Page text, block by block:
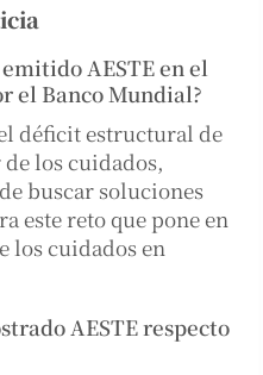
AESTE en el
el Banco Mundial?
déficit estructural de
los cuidados,
buscar soluciones
este reto que pone en
los cuidados en
AESTE respecto